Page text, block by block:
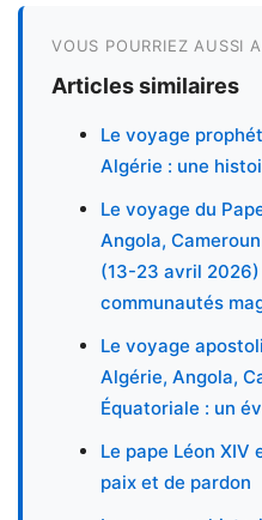
VOUS POURRIEZ AUSSI
Articles similaires
Le voyage
Algérie : une
Le voyage du
Angola,
(13-23 avril 2026)
communautés
Le voyage
Algérie, Angola,
Équatoriale : un
Le pape Léon XIV
paix et de pardon